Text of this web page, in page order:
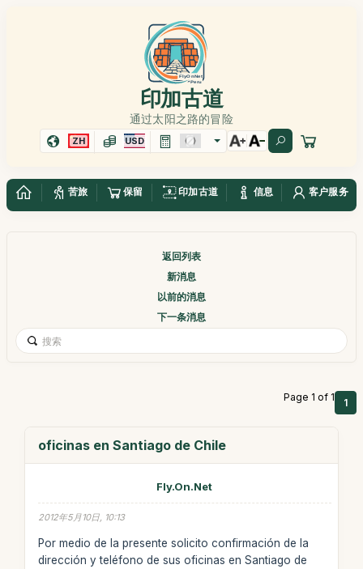
印加古道
通过太阳之路的冒险
ZH USD
苦旅 保留 印加古道 信息 客户服务
返回列表
新消息
以前的消息
下一条消息
Page 1 of 1 1
oficinas en Santiago de Chile
Fly.On.Net
2012年5月10日, 10:13
Por medio de la presente solicito confirmación de la
dirección y teléfono de sus oficinas en Santiago de